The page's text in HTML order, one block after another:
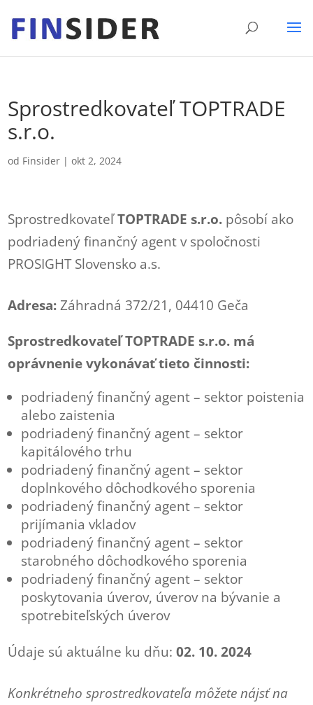
Sprostredkovateľ TOPTRADE
s.r.o.
od Finsider |okt 2, 2024
SprostredkovateľTOPTRADE s.r.o. pôsobí ako
podriadený finančný agent v spoločnosti
PROSIGHT Slovensko a.s.
Adresa:Záhradná 372/21, 04410 Geča
Sprostredkovateľ TOPTRADE s.r.o. má
oprávnenie vykonávať tieto činnosti:
podriadený finančný agent – sektor poistenia
alebo zaistenia
podriadený finančný agent – sektor
kapitálového trhu
podriadený finančný agent – sektor
doplnkového dôchodkového sporenia
podriadený finančný agent – sektor
prijímania vkladov
podriadený finančný agent – sektor
starobného dôchodkového sporenia
podriadený finančný agent – sektor
poskytovania úverov, úverov na bývanie a
spotrebiteľských úverov
Údaje sú aktuálne ku dňu:02. 10. 2024
Konkrétneho sprostredkovateľa môžete nájsť na